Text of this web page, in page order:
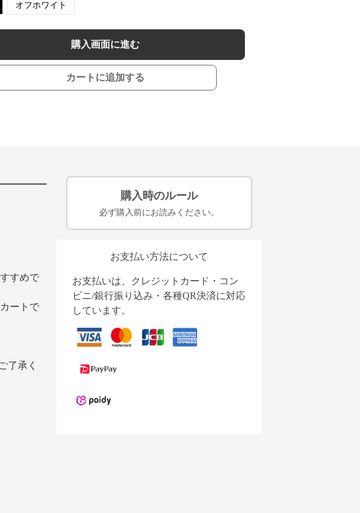
オフホワイト
購入画面に進む
カートに追加する
すめで
ートで
了承く
購入時のルール
必ず購入前にお読みください。
お支払い方法について
お支払いは、クレジットカード・コン
ビニ/銀行振り込み・各種QR決済に対応
しています。